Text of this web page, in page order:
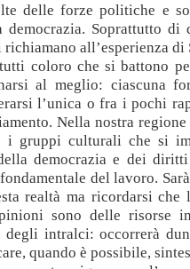
delle forze politiche e
democrazia. Soprattutto di
all’esperienza di
coloro che si battono
al meglio: ciascuna
l’unica o fra i pochi
Nella nostra
i gruppi culturali che si
democrazia e dei
del lavoro.
realtà ma ricordarsi
sono delle risorse
degli intralci: occorrerà
quando è possibile,